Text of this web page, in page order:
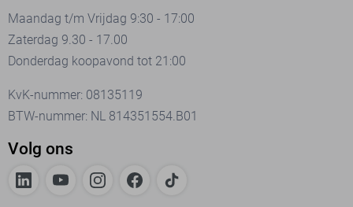
Maandag t/m Vrijdag 9:30 - 17:00
Zaterdag 9.30 - 17.00
Donderdag koopavond tot 21:00
KvK-nummer: 08135119
BTW-nummer: NL 814351554.B01
Volg ons